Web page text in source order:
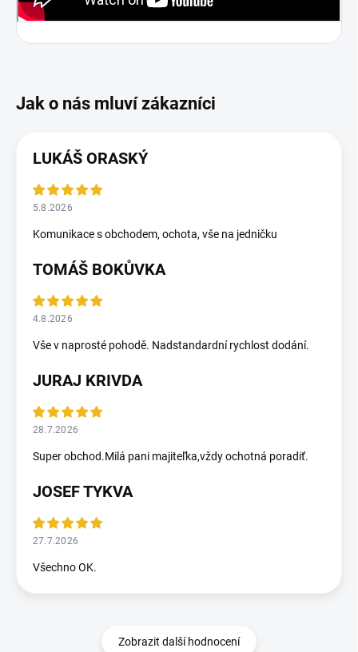
LUKÁŠ ORASKÝ
5.8.2026
Komunikace s obchodem, ochota, vše na jedničku
TOMÁŠ BOKŮVKA
4.8.2026
Vše v naprosté pohodě. Nadstandardní rychlost dodání.
JURAJ KRIVDA
28.7.2026
Super obchod.Milá pani majiteľka,vždy ochotná poradiť.
JOSEF TYKVA
27.7.2026
Všechno OK.
Zobrazit další hodnocení